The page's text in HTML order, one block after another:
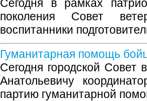
Сегодня в рамках
поколения Совет
воспитанники
Гуманитарная помощь
Сегодня городской Совет
Анатольевичу
партию гуманитарной